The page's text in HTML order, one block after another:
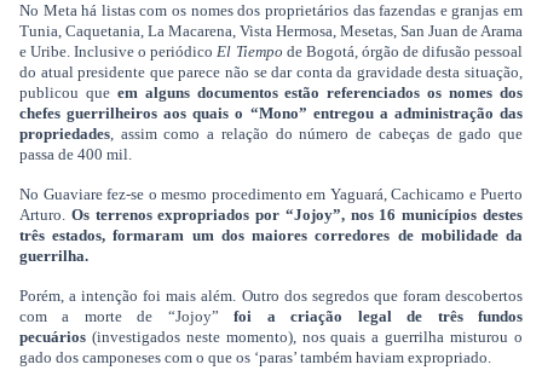
No Meta há listas com os nomes dos proprietários das fazendas e granjas em
Tunia, Caquetania, La Macarena, Vista Hermosa, Mesetas, San Juan de Arama
e Uribe. Inclusive o periódicoEl Tiempo de Bogotá, órgão de difusão pessoal
do atual presidente que parece não se dar conta da gravidade desta situação,
publicou que em alguns documentos estão referenciados os nomes dos
chefes guerrilheiros aos quais o “Mono” entregou a administração das
propriedades, assim como a relação do número de cabeças de gado que
passa de 400 mil.
No Guaviare fez-se o mesmo procedimento em Yaguará, Cachicamo e Puerto
Arturo. Os terrenos expropriados por “Jojoy”, nos 16 municípios destes
três estados, formaram um dos maiores corredores de mobilidade da
guerrilha.
Porém, a intenção foi mais além. Outro dos segredos que foram descobertos
com a morte de “Jojoy”foi a criação legal de três fundos
pecuários (investigados neste momento), nos quais a guerrilha misturou o
gado dos camponeses com o que os ‘paras’ também haviam expropriado.